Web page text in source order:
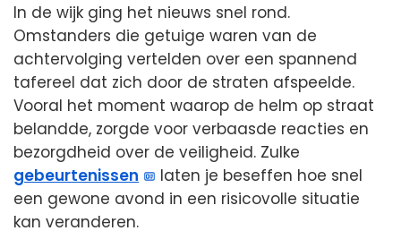
In de wijk ging het nieuws snel rond.
Omstanders die getuige waren van de
achtervolging vertelden over een spannend
tafereel dat zich door de straten afspeelde.
Vooral het moment waarop de helm op straat
belandde, zorgde voor verbaasde reacties en
bezorgdheid over de veiligheid. Zulke
gebeurtenissen
laten je beseffen hoe snel
een gewone avond in een risicovolle situatie
kan veranderen.